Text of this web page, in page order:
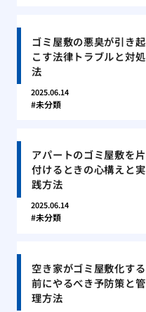
ゴミ屋敷の悪臭が引き起
こす法律トラブルと対処
法
2025.06.14
未分類
アパートのゴミ屋敷を片
付けるときの心構えと実
践方法
2025.06.14
未分類
空き家がゴミ屋敷化する
前にやるべき予防策と管
理方法